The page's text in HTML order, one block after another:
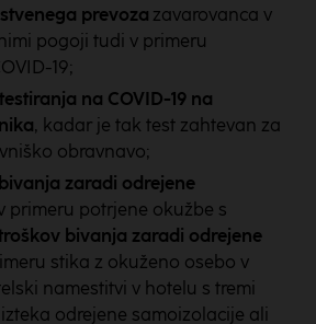
prevoza zavarovanca v
pogoji tudi v primeru
19;
na COVID-19 na
, kadar je tak test zahtevan za
obravnavo;
zaradi odrejene
primeru potrjene okužbe s
bivanja zaradi odrejene
stika z okuženo osebo v
namestitvi v hotelu s tremi
odrejene samoizolacije ali